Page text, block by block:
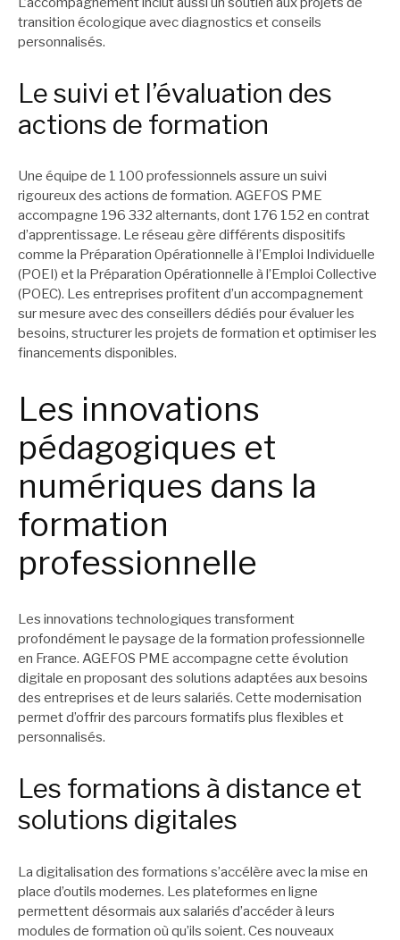
transition écologique avec diagnostics et conseils
personnalisés.
Le suivi et l’évaluation des
actions de formation
Une équipe de 1 100 professionnels assure un suivi
rigoureux des actions de formation. AGEFOS PME
accompagne 196 332 alternants, dont 176 152 en contrat
d’apprentissage. Le réseau gère différents dispositifs
comme la Préparation Opérationnelle à l’Emploi Individuelle
(POEI) et la Préparation Opérationnelle à l’Emploi Collective
(POEC). Les entreprises profitent d’un accompagnement
sur mesure avec des conseillers dédiés pour évaluer les
besoins, structurer les projets de formation et optimiser les
financements disponibles.
Les innovations
pédagogiques et
numériques dans la
formation
professionnelle
Les innovations technologiques transforment
profondément le paysage de la formation professionnelle
en France. AGEFOS PME accompagne cette évolution
digitale en proposant des solutions adaptées aux besoins
des entreprises et de leurs salariés. Cette modernisation
permet d’offrir des parcours formatifs plus flexibles et
personnalisés.
Les formations à distance et
solutions digitales
La digitalisation des formations s’accélère avec la mise en
place d’outils modernes. Les plateformes en ligne
permettent désormais aux salariés d’accéder à leurs
modules de formation où qu’ils soient. Ces nouveaux